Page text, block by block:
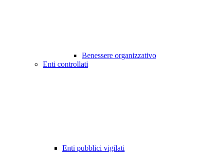
Benessere organizzativo
Enti controllati
Enti pubblici vigilati